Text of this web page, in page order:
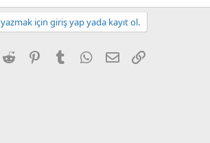
için giriş yap yada kayıt ol.
Reddit PinterestTumblr WhatsApp
E-posta